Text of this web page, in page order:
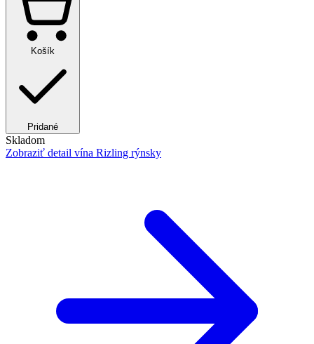
Košík
Pridané
Skladom
Zobraziť detail vína Rizling rýnsky